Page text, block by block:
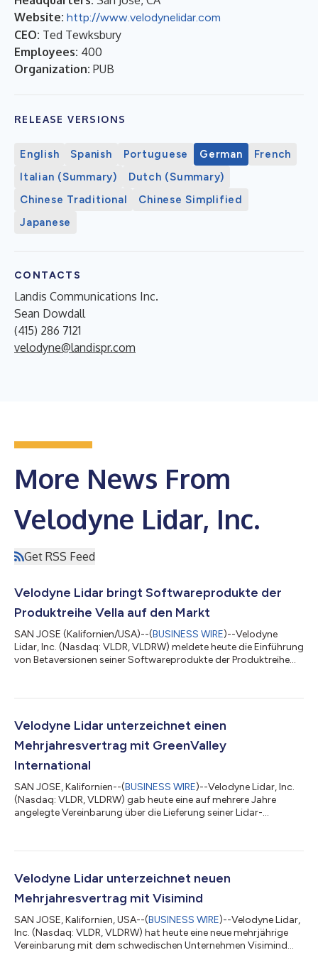
Website: http://www.velodynelidar.com
CEO: Ted Tewksbury
Employees: 400
Organization: PUB
RELEASE VERSIONS
English Spanish Portuguese German
French
Italian (Summary)
Dutch (Summary)
Chinese Traditional
Chinese Simplified
Japanese
CONTACTS
Landis Communications Inc.
Sean Dowdall
(415) 286 7121
velodyne@landispr.com
More News From
Velodyne Lidar, Inc.
Get RSS Feed
Velodyne Lidar bringt Softwareprodukte der
Produktreihe Vella auf den Markt
SAN JOSE (Kalifornien/USA)--(BUSINESS WIRE)--Velodyne
Lidar, Inc. (Nasdaq: VLDR, VLDRW) meldete heute die Einführung
von Betaversionen seiner Softwareprodukte der Produktreihe
für autonome Anwendungen zu beschleunigen. Über die Online-
problemlos auf die Softwareangebote von Vella zugreifen. Dazu
zählen Vella Go für die V...
Velodyne Lidar unterzeichnet einen
Mehrjahresvertrag mit GreenValley
International
SAN JOSE, Kalifornien--(BUSINESS WIRE)--Velodyne Lidar, Inc.
(Nasdaq: VLDR, VLDRW) gab heute eine auf mehrere Jahre
angelegte Vereinbarung über die Lieferung seiner Lidar-
betriebene 3D-Kartierungslösungen bekannt, auch in
dieser Vereinbarung erfolgten bereits Lieferungen von Velodyne-
Sensoren an GreenValley. GreenValley...
Velodyne Lidar unterzeichnet neuen
Mehrjahresvertrag mit Visimind
SAN JOSE, Kalifornien, USA--(BUSINESS WIRE)--Velodyne Lidar,
Inc. (Nasdaq: VLDR, VLDRW) hat heute eine neue mehrjährige
Vereinbarung mit dem schwedischen Unternehmen Visimind